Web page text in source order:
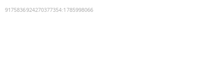
9175836924270377354:1785998066